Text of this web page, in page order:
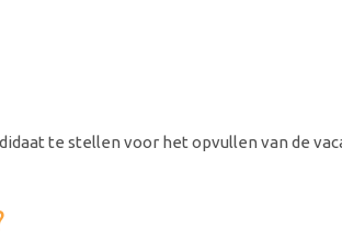
te stellen voor het opvullen van de